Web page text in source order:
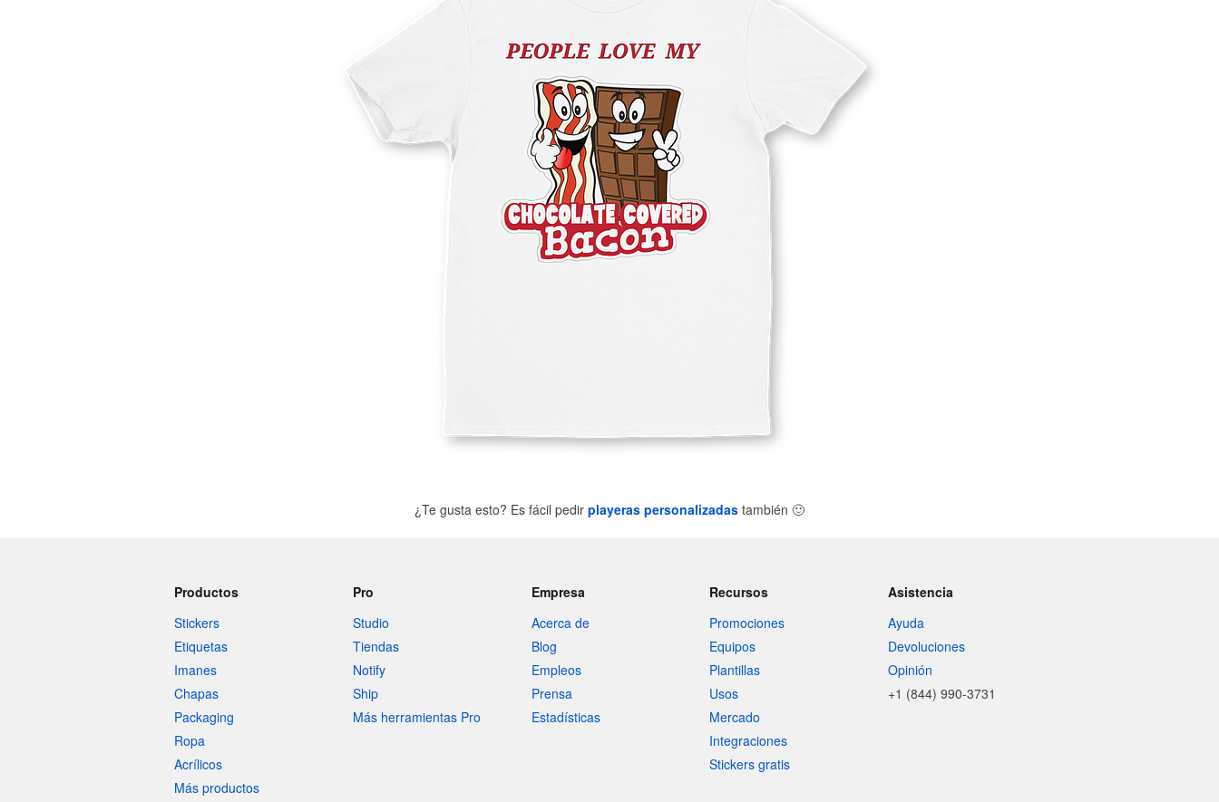
¿Te gusta esto? Es fácil pedir playeras personalizadas también 🙂
Productos
Stickers
Etiquetas
Imanes
Chapas
Packaging
Ropa
Acrílicos
Más productos
Pro
Studio
Tiendas
Notify
Ship
Más herramientas Pro
Empresa
Acerca de
Blog
Empleos
Prensa
Estadísticas
Recursos
Promociones
Equipos
Plantillas
Usos
Mercado
Integraciones
Stickers gratis
Asistencia
Ayuda
Devoluciones
Opinión
+1 (844) 990-3731